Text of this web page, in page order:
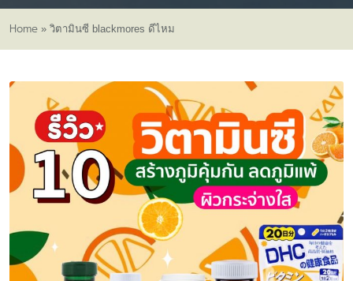
Home » วิตามินซี blackmores ดีไหม